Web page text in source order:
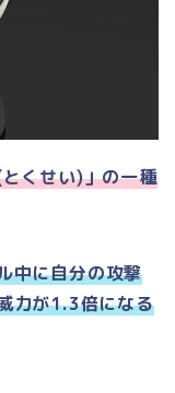
くせい)」の一種
中に自分の攻撃
力が1.3倍になる